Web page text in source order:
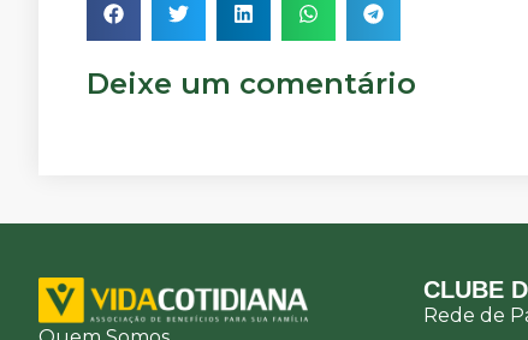
Deixe um comentário
CLUBE
Rede de